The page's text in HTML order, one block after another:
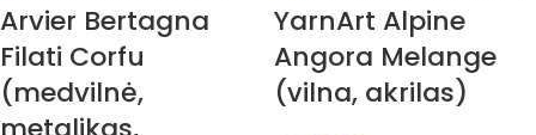
Arvier Bertagna
Filati Corfu
(medvilnė,
YarnArt Alpine
Angora Melange
(vilna, akrilas)